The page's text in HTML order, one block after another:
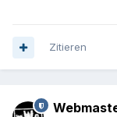
Zitieren